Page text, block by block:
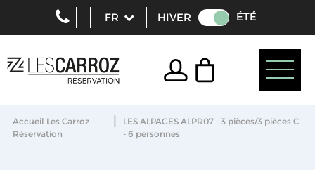
HIVER ÉTÉ
Accueil Les Carroz
Réservation
|
LES ALPAGES ALPR07 - 3 pièces/3 pièces C
- 6 personnes